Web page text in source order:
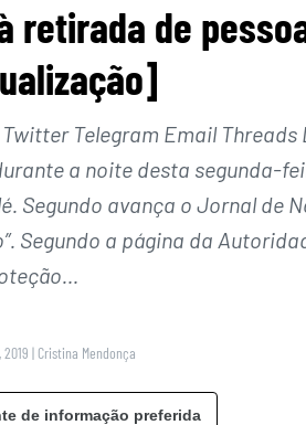
retirada de
Telegram Email
a noite desta segunda-
Segundo avança o Jornal de
Segundo a página da
| Cristina Mendonça
de informação preferida